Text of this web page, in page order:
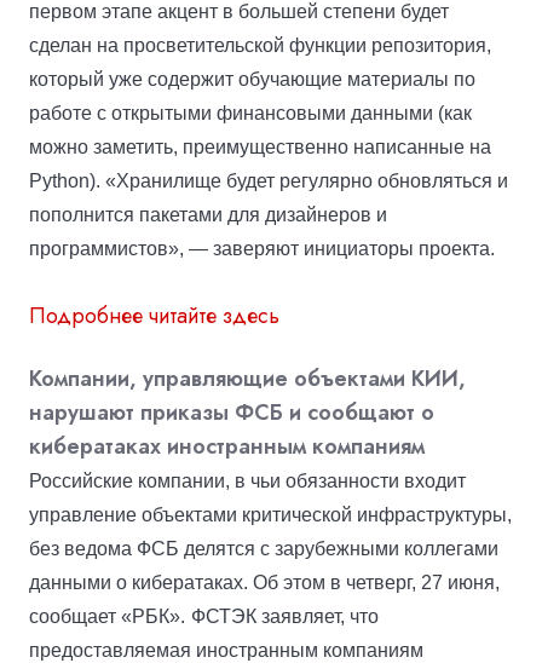
первом этапе акцент в большей степени будет
сделан на просветительской функции репозитория,
который уже содержит обучающие материалы по
работе с открытыми финансовыми данными (как
можно заметить, преимущественно написанные на
Python). «Хранилище будет регулярно обновляться и
пополнится пакетами для дизайнеров и
программистов», — заверяют инициаторы проекта.
Подробнее читайте здесь
Компании, управляющие объектами КИИ,
нарушают приказы ФСБ и сообщают о
кибератаках иностранным компаниям
Российские компании, в чьи обязанности входит
управление объектами критической инфраструктуры,
без ведома ФСБ делятся с зарубежными коллегами
данными о кибератаках. Об этом в четверг, 27 июня,
сообщает «РБК». ФСТЭК заявляет, что
предоставляемая иностранным компаниям